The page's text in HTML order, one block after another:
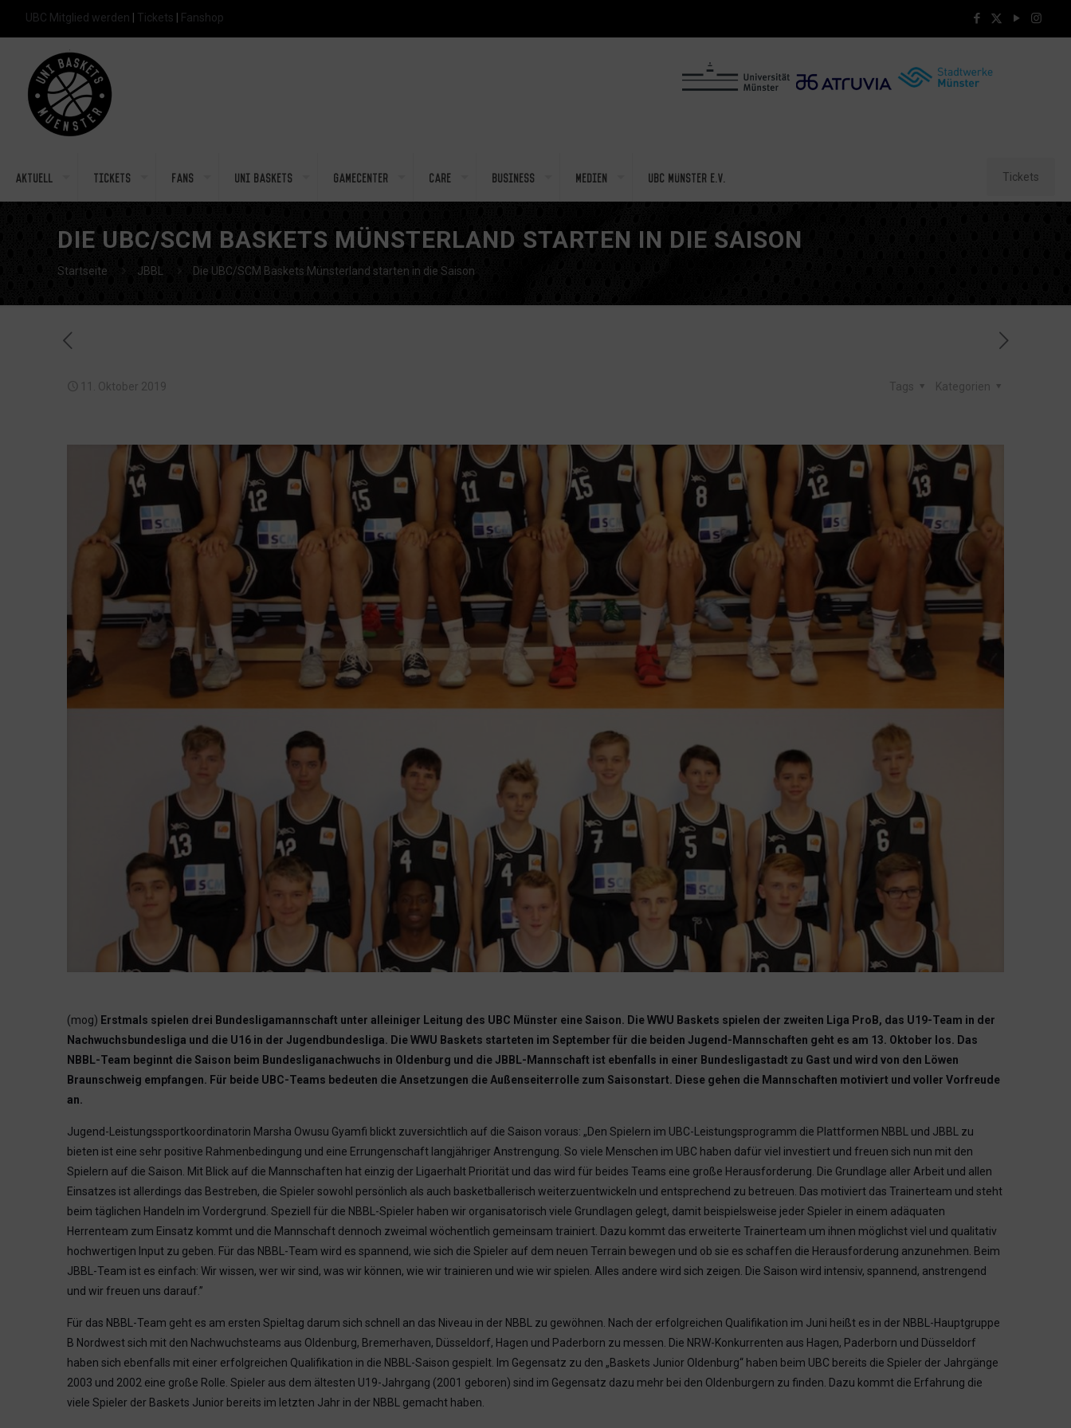
UBC Mitglied werden Tickets Fanshop
Aktuell Tickets Fans Uni Baskets Gamecenter Care Business Medien UBC Münster e.V. Tickets
DIE UBC/SCM BASKETS MÜNSTERLAND STARTEN IN DIE SAISON
Startseite JBBL Die UBC/SCM Baskets Münsterland starten in die Saison
11. Oktober 2019 Kategorien
Tags
(mog) Erstmals spielen drei Bundesligamannschaft unter alleiniger Leitung des UBC Münster eine Saison. Die WWU Baskets spielen der zweiten Liga ProB, das U19-Team in der
Nachwuchsbundesliga und die U16 in der Jugendbundesliga. Die WWU Baskets starteten im September für die beiden Jugend-Mannschaften geht es am 13. Oktober los. Das
NBBL-Team beginnt die Saison beim Bundesliganachwuchs in Oldenburg und die JBBL-Mannschaft ist ebenfalls in einer Bundesligastadt zu Gast und wird von den Löwen
Braunschweig empfangen. Für beide UBC-Teams bedeuten die Ansetzungen die Außenseiterrolle zum Saisonstart. Diese gehen die Mannschaften motiviert und voller Vorfreude
an.
Jugend-Leistungssportkoordinatorin Marsha Owusu Gyamfi blickt zuversichtlich auf die Saison voraus: „Den Spielern im UBC-Leistungsprogramm die Plattformen NBBL und JBBL zu
bieten ist eine sehr positive Rahmenbedingung und eine Errungenschaft langjähriger Anstrengung. So viele Menschen im UBC haben dafür viel investiert und freuen sich nun mit den
Spielern auf die Saison. Mit Blick auf die Mannschaften hat einzig der Ligaerhalt Priorität und das wird für beides Teams eine große Herausforderung. Die Grundlage aller Arbeit und allen
Einsatzes ist allerdings das Bestreben, die Spieler sowohl persönlich als auch basketballerisch weiterzuentwickeln und entsprechend zu betreuen. Das motiviert das Trainerteam und steht
beim täglichen Handeln im Vordergrund. Speziell für die NBBL-Spieler haben wir organisatorisch viele Grundlagen gelegt, damit beispielsweise jeder Spieler in einem adäquaten
Herrenteam zum Einsatz kommt und die Mannschaft dennoch zweimal wöchentlich gemeinsam trainiert. Dazu kommt das erweiterte Trainerteam um ihnen möglichst viel und qualitativ
hochwertigen Input zu geben. Für das NBBL-Team wird es spannend, wie sich die Spieler auf dem neuen Terrain bewegen und ob sie es schaffen die Herausforderung anzunehmen. Beim
JBBL-Team ist es einfach: Wir wissen, wer wir sind, was wir können, wie wir trainieren und wie wir spielen. Alles andere wird sich zeigen. Die Saison wird intensiv, spannend, anstrengend
und wir freuen uns darauf.”
Für das NBBL-Team geht es am ersten Spieltag darum sich schnell an das Niveau in der NBBL zu gewöhnen. Nach der erfolgreichen Qualifikation im Juni heißt es in der NBBL-Hauptgruppe
B Nordwest sich mit den Nachwuchsteams aus Oldenburg, Bremerhaven, Düsseldorf, Hagen und Paderborn zu messen. Die NRW-Konkurrenten aus Hagen, Paderborn und Düsseldorf
haben sich ebenfalls mit einer erfolgreichen Qualifikation in die NBBL-Saison gespielt. Im Gegensatz zu den „Baskets Junior Oldenburg“ haben beim UBC bereits die Spieler der Jahrgänge
2003 und 2002 eine große Rolle. Spieler aus dem ältesten U19-Jahrgang (2001 geboren) sind im Gegensatz dazu mehr bei den Oldenburgern zu finden. Dazu kommt die Erfahrung die
viele Spieler der Baskets Junior bereits im letzten Jahr in der NBBL gemacht haben.